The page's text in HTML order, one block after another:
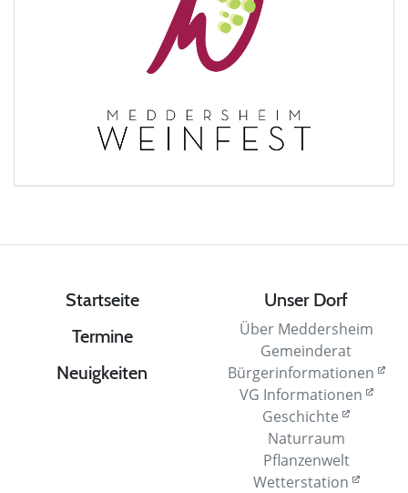
Startseite
Termine
Neuigkeiten
Unser Dorf
Über Meddersheim
Gemeinderat
Bürgerinformationen
VG Informationen
Geschichte
Naturraum
Pflanzenwelt
Wetterstation